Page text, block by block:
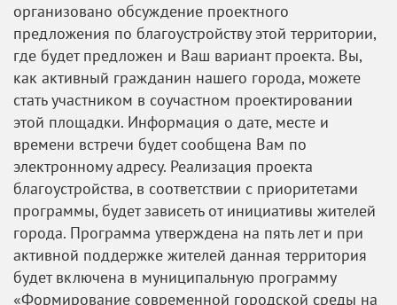
организовано обсуждение проектного
предложения по благоустройству этой территории,
где будет предложен и Ваш вариант проекта. Вы,
как активный гражданин нашего города, можете
стать участником в соучастном проектировании
этой площадки. Информация о дате, месте и
времени встречи будет сообщена Вам по
электронному адресу. Реализация проекта
благоустройства, в соответствии с приоритетами
программы, будет зависеть от инициативы жителей
города. Программа утверждена на пять лет и при
активной поддержке жителей данная территория
будет включена в муниципальную программу
«Формирование современной городской среды на